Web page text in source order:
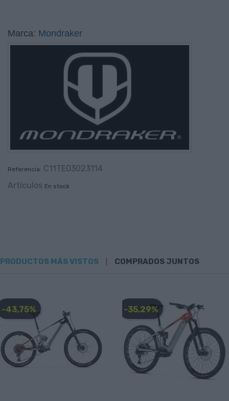
Marca: Mondraker
Referencia: C11TE03023114
Artículos En stock
PRODUCTOS MÁS VISTOS COMPRADOS JUNTOS
-43,75% -35,29%